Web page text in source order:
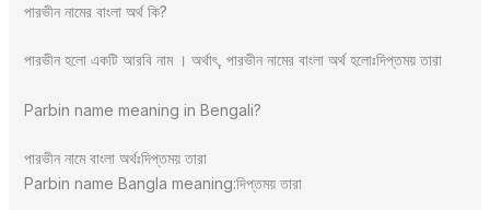
পারভীন নামের বাংলা অর্থ কি?
পারভীন হলো একটি আরবি নাম । অর্থাৎ, পারভীন নামের বাংলা অর্থ হলোঃদিপ্তময় তারা
Parbin name meaning in Bengali?
পারভীন নামে বাংলা অর্থঃদিপ্তময় তারা
Parbin name Bangla meaning:দিপ্তময় তারা